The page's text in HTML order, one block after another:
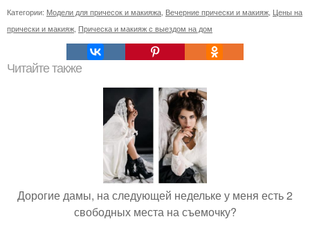
Категории: Модели для причесок и макияжа Вечерние прически и макияж Цены на
прически и макияж Прическа и макияж с выездом на дом
Читайте также
Дорогие дамы, на следующей недельке у меня есть 2
свободных места на съемочку?